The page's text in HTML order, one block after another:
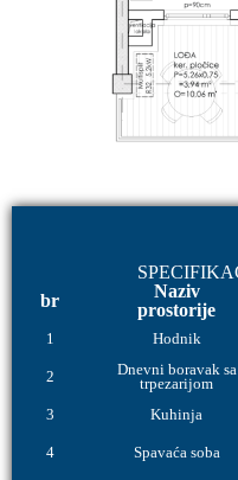
br
Naziv
prostorije
1 Hodnik
2
Dnevni boravak sa
trpezarijom
3 Kuhinja
4 Spavaća soba